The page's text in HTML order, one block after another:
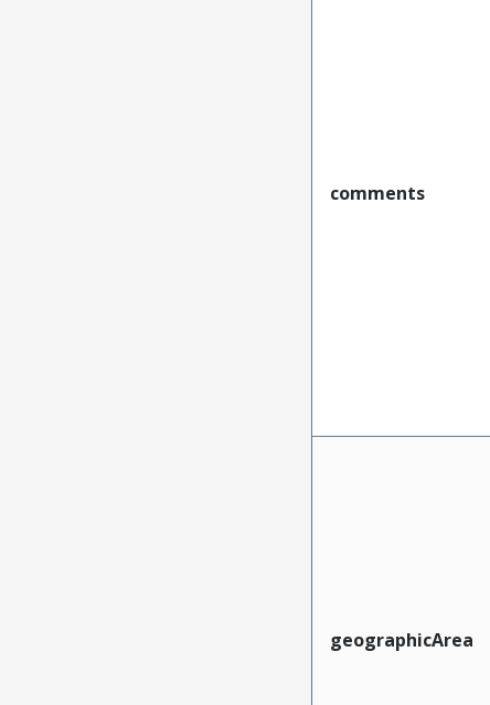
comments
geographicArea